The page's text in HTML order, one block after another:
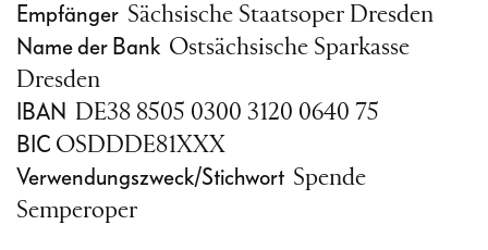
Empfänger Sächsische Staatsoper Dresden
Name der Bank Ostsächsische Sparkasse
Dresden
IBAN DE38 8505 0300 3120 0640 75
BIC OSDDDE81XXX
Verwendungszweck/Stichwort Spende
Semperoper